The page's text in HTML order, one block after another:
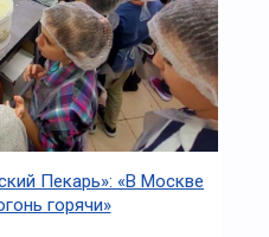
Пекарь»: «В Москве
горячи»